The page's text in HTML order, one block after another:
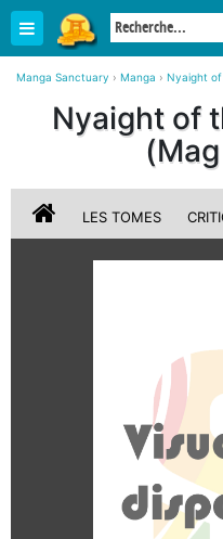
Manga Sanctuary › Manga › Nyaight
Nyaight of
LES TOMES